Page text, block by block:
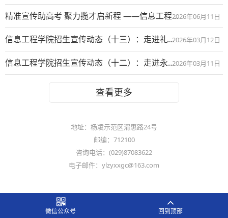
精准宣传助高考 聚力揽才启新程 ——信息工程学院赴兴平高考考点开展招生宣传工作（二）
2026年06月11日
信息工程学院招生宣传动态（十三）：走进礼泉职教中心2026年03月12日
信息工程学院招生宣传动态（十二）：走进永寿县职教中心2026年03月11日
查看更多
地址：杨凌示范区渭惠路24号
邮编：712100
咨询电话：(029)87083622
电子邮件：ylzyxxgc@163.com
微信公众号 回到顶部